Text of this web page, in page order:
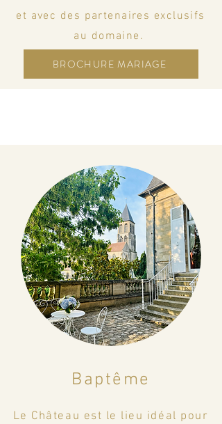
et avec des partenaires exclusifs
au domaine .
BROCHURE MARIAGE
Baptême
Le Château est le lieu idéal pour